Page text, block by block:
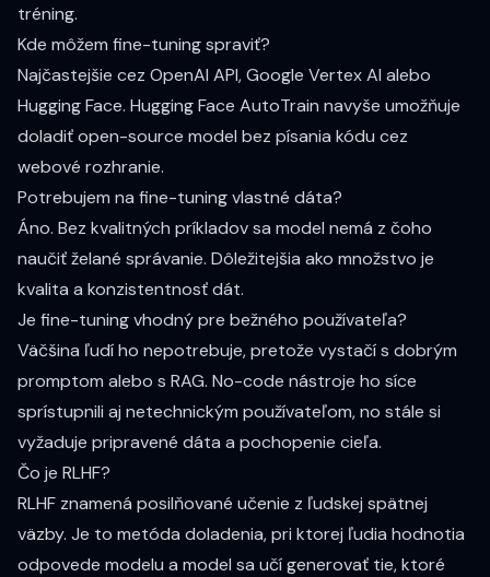
tréning.
Kde môžem fine-tuning spraviť?
Najčastejšie cez OpenAI API, Google Vertex AI alebo
Hugging Face. Hugging Face AutoTrain navyše umožňuje
doladiť open-source model bez písania kódu cez
webové rozhranie.
Potrebujem na fine-tuning vlastné dáta?
Áno. Bez kvalitných príkladov sa model nemá z čoho
naučiť želané správanie. Dôležitejšia ako množstvo je
kvalita a konzistentnosť dát.
Je fine-tuning vhodný pre bežného používateľa?
Väčšina ľudí ho nepotrebuje, pretože vystačí s dobrým
promptom alebo s RAG. No-code nástroje ho síce
sprístupnili aj netechnickým používateľom, no stále si
vyžaduje pripravené dáta a pochopenie cieľa.
Čo je RLHF?
RLHF znamená posilňované učenie z ľudskej spätnej
väzby. Je to metóda doladenia, pri ktorej ľudia hodnotia
odpovede modelu a model sa učí generovať tie, ktoré